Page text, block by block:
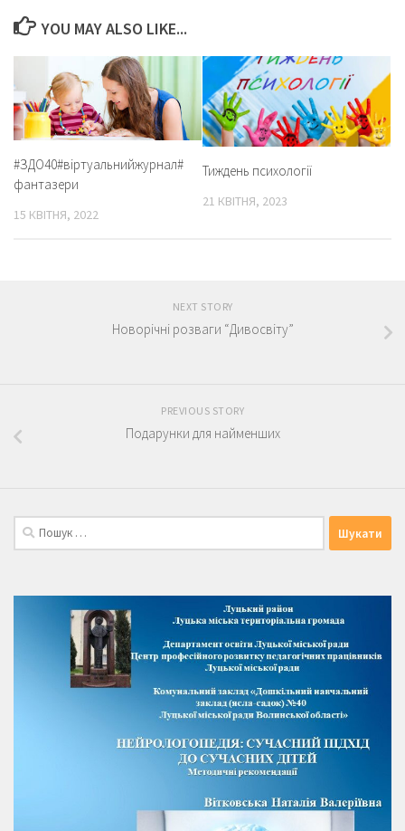
YOU MAY ALSO LIKE...
#ЗДО40#віртуальнийжурнал#
фантазери
15 КВІТНЯ, 2022
Тиждень психології
21 КВІТНЯ, 2023
NEXT STORY
Новорічні розваги “Дивосвіту”
PREVIOUS STORY
Подарунки для найменших
Пошук: